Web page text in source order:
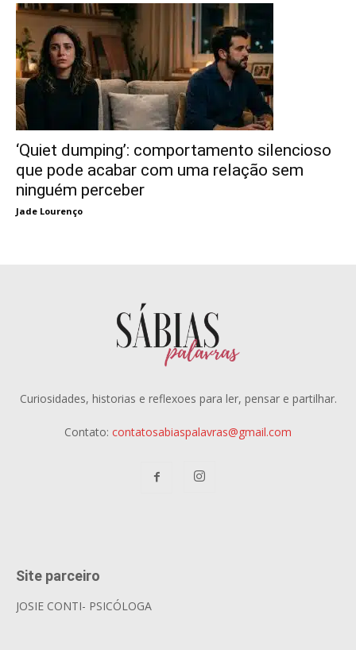
‘Quiet dumping’: comportamento silencioso
que pode acabar com uma relação sem
ninguém perceber
Jade Lourenço
Curiosidades, historias e reflexoes para ler, pensar e partilhar.
Contato: contatosabiaspalavras@gmail.com
Site parceiro
JOSIE CONTI- PSICÓLOGA